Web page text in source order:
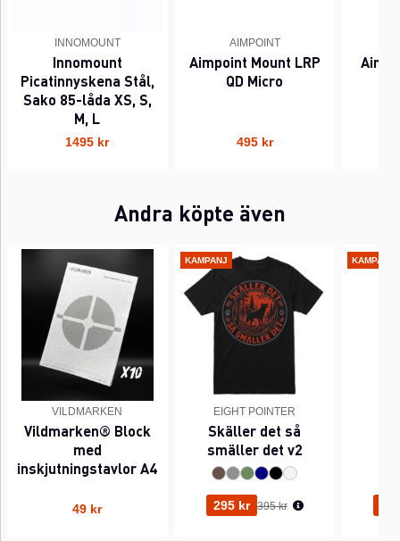
INNOMOUNT
Innomount
Picatinnyskena Stål,
Sako 85-låda XS, S,
M, L
1495 kr
AIMPOINT
Aimpoint Mount LRP
QD Micro
495 kr
Andra köpte även
VILDMARKEN
Vildmarken® Block
med
inskjutningstavlor A4
49 kr
KAMPANJ
EIGHT POINTER
Skäller det så
smäller det v2
295 kr Ordinarie pris:
395 kr
KAMPANJ